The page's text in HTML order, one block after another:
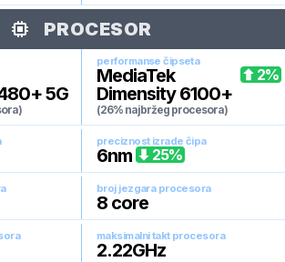
PROCESOR
5G
performanse čipseta
MediaTek
Dimensity 6100+
(26% najbržeg procesora)
2%
preciznost izrade čipa
6nm 25%
broj jezgara procesora
8 core
maksimalni takt procesora
2.22GHz